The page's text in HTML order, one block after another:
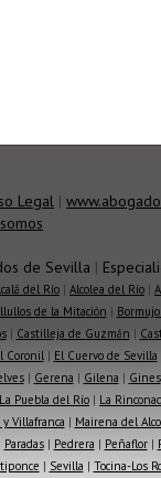
Legal |
de Sevilla |
del Río | Alcolea del Río |
de la Mitación |
| Castilleja de Guzmán |
Coronil| El Cuervo de Sevilla
| Gerena | Gilena | Gines
La Puebla del Río | La
y Villafranca | Mairena del
Paradas| Pedrera | Peñaflor|
| Sevilla | Tocina-Los